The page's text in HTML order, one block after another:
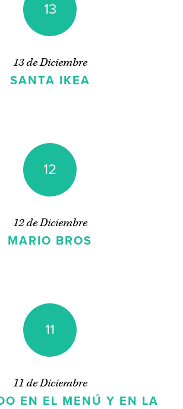
13
13 de Diciembre
SANTA IKEA
12
12 de Diciembre
MARIO BROS
11
11 de Diciembre
EN EL MENÚ Y EN LA